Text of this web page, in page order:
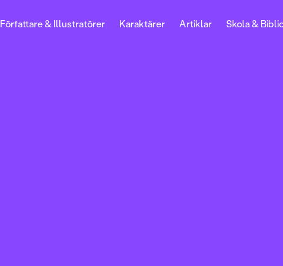
Författare & Illustratörer Karaktärer Artiklar Skola &